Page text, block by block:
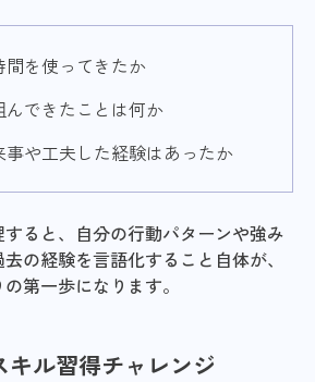
間を使ってきたか
できたことは何か
や工夫した経験はあったか
ると、自分の行動パターンや強み
の経験を言語化すること自体が、
第一歩になります。
ル習得チャレンジ